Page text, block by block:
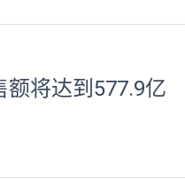
将达到577.9亿